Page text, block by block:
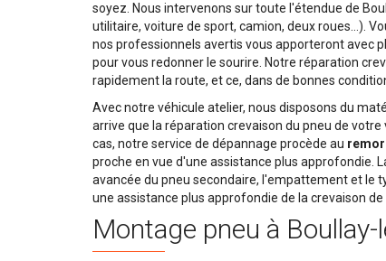
soyez. Nous intervenons sur toute l'étendue de
utilitaire, voiture de sport, camion, deux roues…).
nos professionnels avertis vous apporteront avec
pour vous redonner le sourire. Notre réparation
rapidement la route, et ce, dans de bonnes
Avec notre véhicule atelier, nous disposons du
arrive que la réparation crevaison du pneu de
cas, notre service de dépannage procède au
proche en vue d'une assistance plus approfondie.
avancée du pneu secondaire, l'empattement et le
une assistance plus approfondie de la crevaison de
Montage pneu à